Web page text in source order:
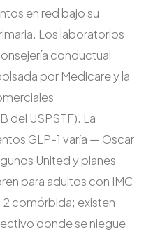
en red bajo su
Los laboratorios
conductual
por Medicare y la
del USPSTF). La
GLP-1 varía — Oscar
United y planes
para adultos con IMC
comórbida; existen
donde se niegue